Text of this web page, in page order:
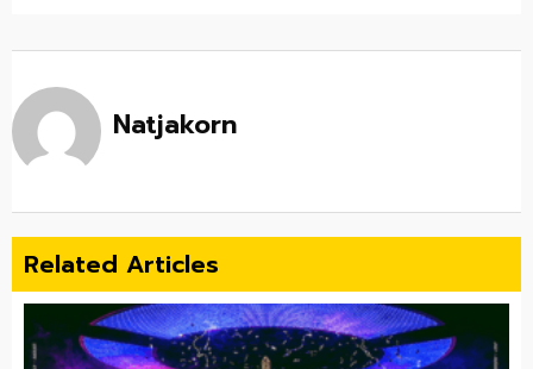
Natjakorn
Related Articles